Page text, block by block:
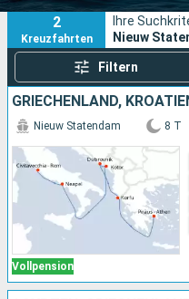
2
Kreuzfahrten
Ihre
Nieuw
Filtern
Vollpension
Nieuw Statendam 8 T